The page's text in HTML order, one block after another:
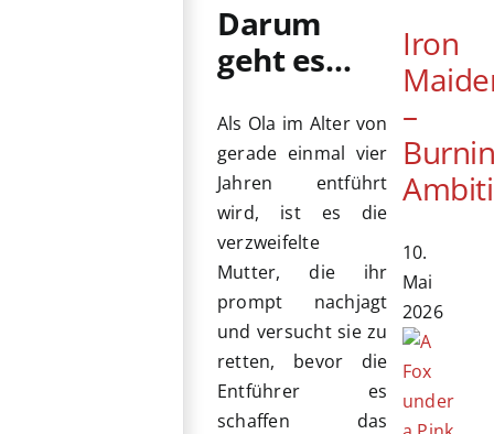
Darum
geht es…
Als Ola im Alter von
gerade einmal vier
Jahren entführt
wird, ist es die
verzweifelte
Mutter, die ihr
prompt nachjagt
und versucht sie zu
retten, bevor die
Entführer es
schaffen das
Iron
–
10.
Mai
2026